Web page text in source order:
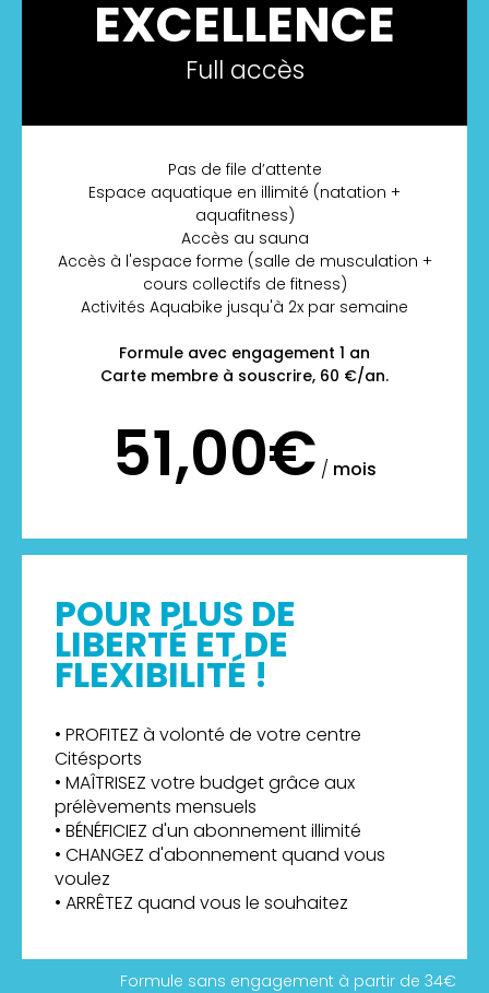
EXCELLENCE
Full accès
Pas de file d’attente
Espace aquatique en illimité (natation +
aquafitness)
Accès au sauna
Accès à l'espace forme (salle de musculation +
cours collectifs de fitness)
Activités Aquabike jusqu'à 2x par semaine
Formule avec engagement 1 an
Carte membre à souscrire, 60 €/an.
51,00€ / mois
POUR PLUS DE
LIBERTÉ ET DE
FLEXIBILITÉ !
• PROFITEZ à volonté de votre centre
Citésports
• MAÎTRISEZ votre budget grâce aux
prélèvements mensuels
• BÉNÉFICIEZ d'un abonnement illimité
• CHANGEZ d'abonnement quand vous
voulez
• ARRÊTEZ quand vous le souhaitez
Formule sans engagement à partir de 34€